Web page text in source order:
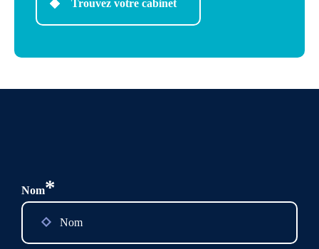
Trouvez votre cabinet
Nom*